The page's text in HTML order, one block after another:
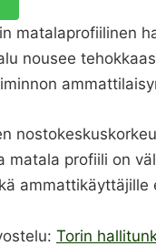
matalaprofiilinen
nousee
matala profiili on
ammattikäyttäjille
Torin